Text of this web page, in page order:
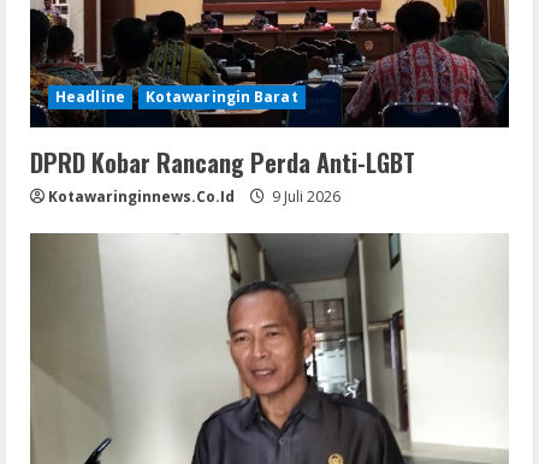
Headline Kotawaringin Barat
DPRD Kobar Rancang Perda Anti-LGBT
Kotawaringinnews.co.id 9 Juli 2026